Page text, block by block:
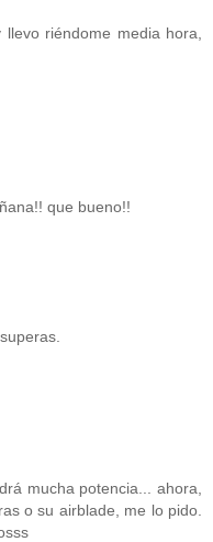
riéndome media hora,
que bueno!!
mucha potencia... ahora,
o su airblade, me lo pido.